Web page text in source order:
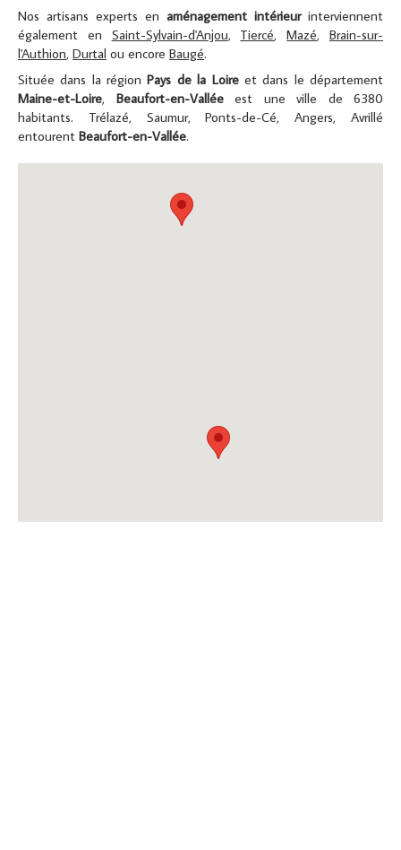
Nos artisans experts en aménagement intérieurinterviennent
également en Saint-Sylvain-d'Anjou, Tiercé,Mazé,Brain-sur-
l'Authion, Durtal ou encore Baugé.
Située dans la régionPays de la Loireet dans le département
Maine-et-Loire, Beaufort-en-Valléeest une ville de 6380
habitants. Trélazé, Saumur, Ponts-de-Cé, Angers, Avrillé
entourent Beaufort-en-Vallée.